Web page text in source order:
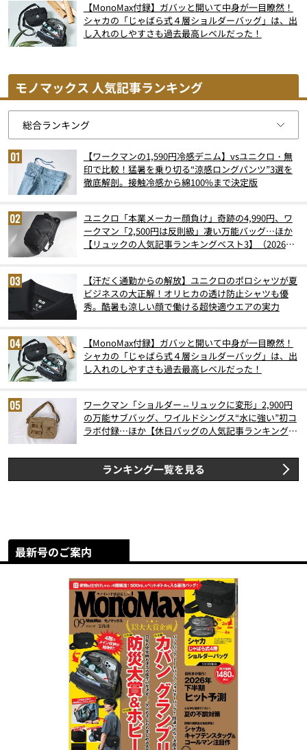
【MonoMax付録】ガバッと開いて中身が一目瞭然！
シャカの「じゃばら式４層ショルダーバッグ」は、出
し入れのしやすさも過去最高レベルだった！
モノマックス 人気記事ランキング
【ワークマンの1,590円冷感デニム】vsユニクロ・無
印で比較！猛暑を乗り切る“涼感ロングパンツ”3選を
徹底解剖。接触冷感から綿100%まで決定版
ユニクロ「本業メーカー顔負け」奇跡の4,990円、ワ
ークマン「2,500円は反則級」凄い万能バッグ…ほか
【リュックの人気記事ランキングベスト3】（2026年
【汗だく通勤からの解放】ユニクロのポロシャツが夏
ビジネスの大正解！オリヒカの透け防止シャツも優
秀。酷暑も涼しい顔で働ける超快適ウエアの実力
【MonoMax付録】ガバッと開いて中身が一目瞭然！
シャカの「じゃばら式４層ショルダーバッグ」は、出
し入れのしやすさも過去最高レベルだった！
ワークマン「ショルダー⇔リュックに変形」2,900円
の万能サブバッグ、ワイルドシングス“水に強い”初コ
ラボ付録…ほか【休日バッグの人気記事ランキングベ
ランキング一覧を見る
最新号のご案内